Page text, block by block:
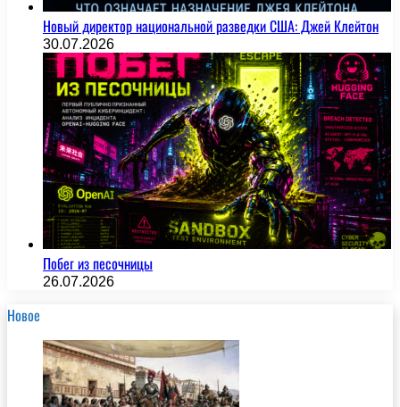
Новый директор национальной разведки США: Джей Клейтон
30.07.2026
Побег из песочницы
26.07.2026
Новое